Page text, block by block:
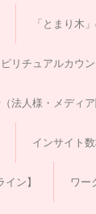
「とまり木
リチュアルカウ
法人様・メディ
インサイト
ン】 ワー